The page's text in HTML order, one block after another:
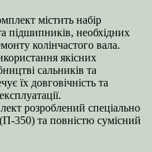
містить набір
підшипників, необхідних
колінчастого вала.
якісних
сальників та
їх довговічність та
розроблений спеціально
350) та повністю сумісний